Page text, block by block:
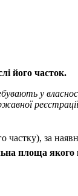
його часток.
у
реєстрації
за
площа якого